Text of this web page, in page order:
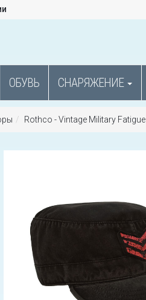
ОБУВЬ СНАРЯЖЕНИЕ
Rothco - Vintage Military